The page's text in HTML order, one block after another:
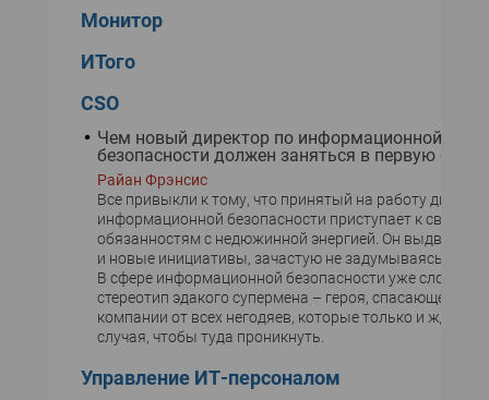
Монитор
ИТого
CSO
Чем новый директор по информационной
безопасности должен заняться в первую
Райан Фрэнсис
Все привыкли к тому, что принятый на работу
информационной безопасности приступает к своим
обязанностям с недюжинной энергией. Он выдвигает
и новые инициативы, зачастую не задумываясь о
В сфере информационной безопасности уже сложился
стереотип эдакого супермена – героя, спасающего
компании от всех негодяев, которые только и ждут
случая, чтобы туда проникнуть.
Управление ИТ-персоналом